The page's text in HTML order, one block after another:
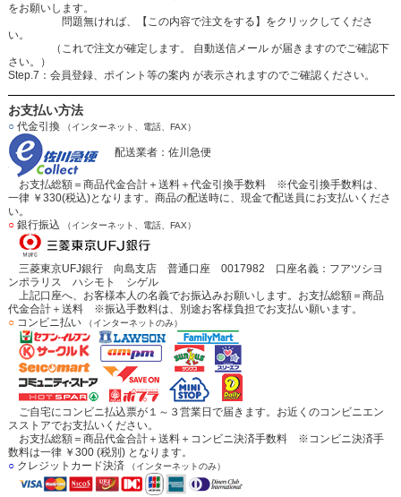
をお願いします。
問題無ければ、【この内容で注文をする】をクリックしてくださ
い。
（これで注文が確定します。 自動送信メール が届きますのでご確認下
さい。）
Step.7：会員登録、ポイント等の案内 が表示されますのでご確認ください。
お支払い方法
○代金引換 （インターネット、電話、FAX）
配送業者：佐川急便
お支払総額＝商品代金合計＋送料＋代金引換手数料 ※代金引換手数料は、
一律 ￥330(税込)となります。商品の配送時に、現金で配送員にお支払いくださ
い。
○銀行振込 （インターネット、電話、FAX）
三菱東京UFJ銀行 向島支店 普通口座 0017982 口座名義：フアツシヨ
ンポラリス ハシモト シゲル
上記口座へ、お客様本人の名義でお振込みお願いします。お支払総額＝商品
代金合計＋送料 ※振込手数料は、別途お客様負担でお支払い願います。
○コンビニ払い （インターネットのみ）
ご自宅にコンビニ払込票が１～３営業日で届きます。お近くのコンビニエン
スストアでお支払いください。
お支払総額＝商品代金合計＋送料＋コンビニ決済手数料 ※コンビニ決済手
数料は一律 ￥300 (税別) となります。
○クレジットカード決済 （インターネットのみ）